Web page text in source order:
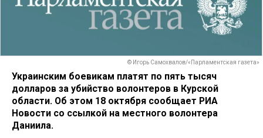
© Игорь Самохвалов/«Парламентская газета»
Украинским боевикам платят по пять тысяч
долларов за убийство волонтеров в Курской
области. Об этом 18 октября сообщает РИА
Новости со ссылкой на местного волонтера
Даниила.